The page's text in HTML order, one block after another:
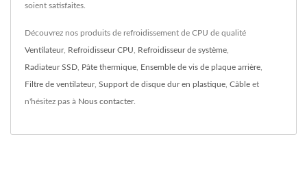
soient satisfaites.
Découvrez nos produits de refroidissement de CPU de qualité
Ventilateur, Refroidisseur CPU Refroidisseur de système
Radiateur SSD Pâte thermique Ensemble de vis de plaque arrière
Filtre de ventilateur, Support de disque dur en plastique Câble et
n'hésitez pas à Nous contacter.